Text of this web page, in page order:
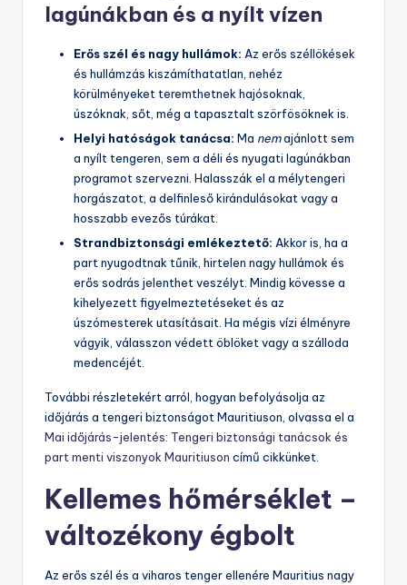
lagúnákban és a nyílt vízen
Erős szél és nagy hullámok: Az erős széllökések
és hullámzás kiszámíthatatlan, nehéz
körülményeket teremthetnek hajósoknak,
úszóknak, sőt, még a tapasztalt szörfösöknek is.
Helyi hatóságok tanácsa: Ma nemajánlott sem
a nyílt tengeren, sem a déli és nyugati lagúnákban
programot szervezni. Halasszák el a mélytengeri
horgászatot, a delfinleső kirándulásokat vagy a
hosszabb evezős túrákat.
Strandbiztonsági emlékeztető: Akkor is, ha a
part nyugodtnak tűnik, hirtelen nagy hullámok és
erős sodrás jelenthet veszélyt. Mindig kövesse a
kihelyezett figyelmeztetéseket és az
úszómesterek utasításait. Ha mégis vízi élményre
vágyik, válasszon védett öblöket vagy a szálloda
medencéjét.
További részletekért arról, hogyan befolyásolja az
időjárás a tengeri biztonságot Mauritiuson, olvassa el a
Mai időjárás-jelentés: Tengeri biztonsági tanácsok és
part menti viszonyok Mauritiuson című cikkünket.
Kellemes hőmérséklet –
változékony égbolt
Az erős szél és a viharos tenger ellenére Mauritius nagy